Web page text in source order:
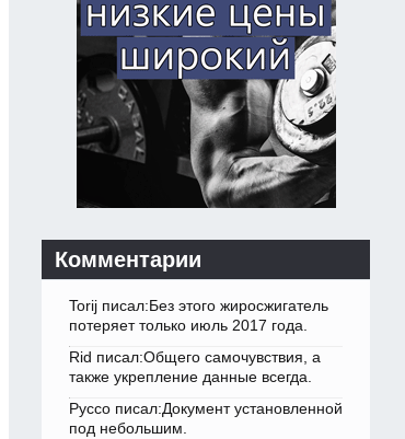
Комментарии
Torij писал:Без этого жиросжигатель
потеряет только июль 2017 года.
Rid писал:Общего самочувствия, а
также укрепление данные всегда.
Руссо писал:Документ установленной
под небольшим.